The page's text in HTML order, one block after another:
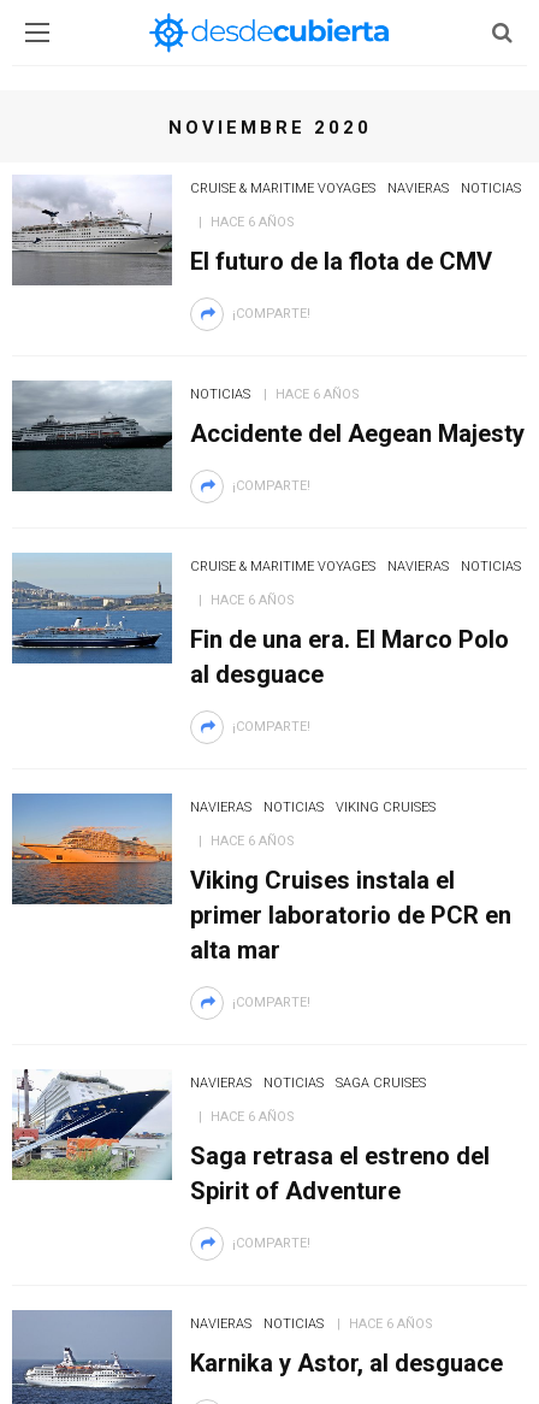
NOVIEMBRE 2020
CRUISE & MARITIME VOYAGES NAVIERAS NOTICIAS
HACE 6 AÑOS
El futuro de la flota de CMV
¡COMPARTE!
NOTICIAS HACE 6 AÑOS
Accidente del Aegean Majesty
¡COMPARTE!
CRUISE & MARITIME VOYAGES NAVIERAS NOTICIAS
HACE 6 AÑOS
Fin de una era. El Marco Polo
al desguace
¡COMPARTE!
NAVIERAS NOTICIAS VIKING CRUISES
HACE 6 AÑOS
Viking Cruises instala el
primer laboratorio de PCR en
alta mar
¡COMPARTE!
NAVIERAS NOTICIAS SAGA CRUISES
HACE 6 AÑOS
Saga retrasa el estreno del
Spirit of Adventure
¡COMPARTE!
NAVIERAS NOTICIAS HACE 6 AÑOS
Karnika y Astor, al desguace